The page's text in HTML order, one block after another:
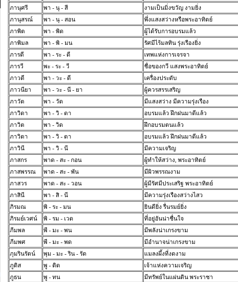
ภานุศรี
พา - นุ - สี
งามเป็นมิ่งขวัญ งามยิ่ง
ภานุสรณ์
พา - นุ - สอน
พึ่งแสงสว่างหรือพระอาทิตย์
ภาพิต
พา - พิด
ผู้ได้รับการอบรมแล้ว
ภาพิมล
พา - พิ - มน
รัศมีไร้มลทิน รุ่งเรืองยิ่ง
ภารดี
พา - ระ - ดี
เทพแห่งการเจรจา
ภารวี
พะ - ระ - วี
ชื่อของกวี แสงพระอาทิตย์
ภาวดี
พา - วะ - ดี
เครื่องประดับ
ภาวนียา
พา - วะ - นี - ยา
ผู้ควรสรรเสริญ
ภาวัต
พา - วัด
มีแสงสว่าง มีความรุ่งเรือง
ภาวิดา
พา - วิ - ดา
อบรมแล้ว ฝึกฝนมาดีแล้ว
ภาวิต
พา - วิด
ฝึกอบรมตนแล้ว
ภาวิตา
พา - วิ - ตา
อบรมแล้ว ฝึกฝนมาดีแล้ว
ภาวินี
พา - วิ - นี
มีความเจริญ
ภาสกร
พาด - สะ - กอน
ผู้ทำให้สว่าง, พระอาทิตย์
ภาสพรรณ
พาด - สะ - พัน
มีผิวพรรณงาม
ภาสวร
พาด - สะ - วอน
ผู้มีรัศมีประเสริฐ พระอาทิตย์
ภาสินี
พา - สิ - นี
มีความรุ่งเรืองสว่างไสว
ภิรมณ
พิ - ระ - มน
ยินดียิ่ง รื่นรมย์ยิ่ง
ภิรมย์เวศน์
พิ - รม - เวด
ที่อยู่อันน่าชื่นใจ
ภีมพล
พี - มะ - พน
มีพลังน่าเกรงขาม
ภีมพศ
พี - มะ - พด
มีอำนาจน่าเกรงขาม
ภุมรินรัตน์
พุม - มะ - ริน - รัด
แมลงผึ้งที่งดงาม
ภูดิส
พู - ดิด
เจ้าแห่งความเจริญ
ภูธน
พู - ทน
มีทรัพย์ในแผ่นดิน พระราชา